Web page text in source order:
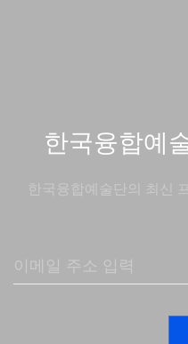
한국융합예
한국융합예술단의 최신